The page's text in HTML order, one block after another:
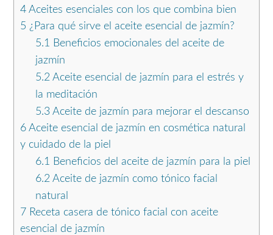
4 Aceites esenciales con los que combina bien
5 ¿Para qué sirve el aceite esencial de jazmín?
5.1 Beneficios emocionales del aceite de
jazmín
5.2Aceite esencial de jazmín para el estrés y
la meditación
5.3Aceite de jazmín para mejorar el descanso
6 Aceite esencial de jazmín en cosmética natural
y cuidado de la piel
6.1 Beneficios del aceite de jazmín para la piel
6.2Aceite de jazmín como tónico facial
natural
7 Receta casera de tónico facial con aceite
esencial de jazmín